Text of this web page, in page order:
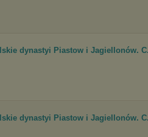
dynastyi Piastow i Jagiellonów.
dynastyi Piastow i Jagiellonów.